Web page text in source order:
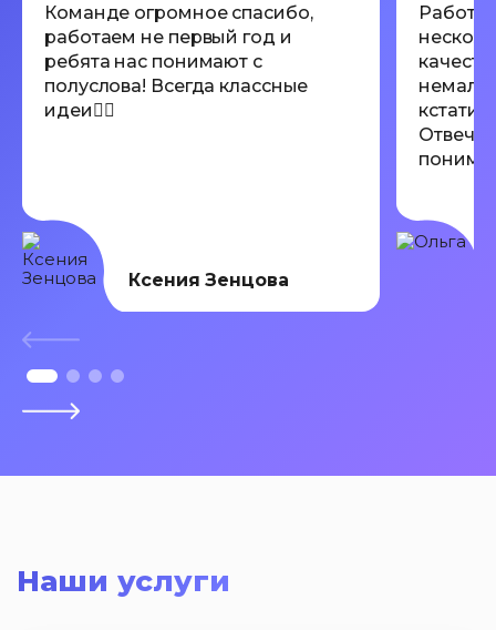
Команде огромное спасибо,
работаем не первый год и
ребята нас понимают с
полуслова! Всегда классные
идеи👍🏾
Ксения Зенцова
кстати
Наши услуги